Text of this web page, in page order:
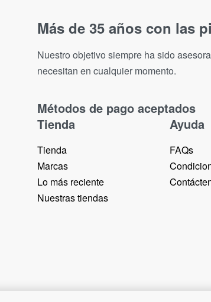
Más de 35 años con las
Nuestro objetivo siempre ha sido
necesitan en cualquier momento.
Métodos de pago aceptados
Tienda
Tienda
Marcas
Lo más reciente​
Nuestras tiendas​
Ayuda
FAQs